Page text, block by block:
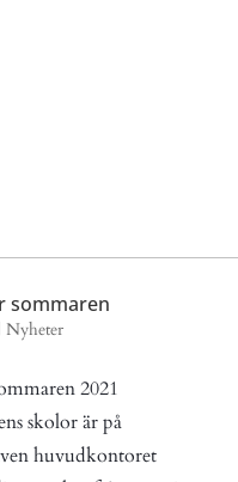
sommaren
Nyheter
2021
skolor är på
huvudkontoret